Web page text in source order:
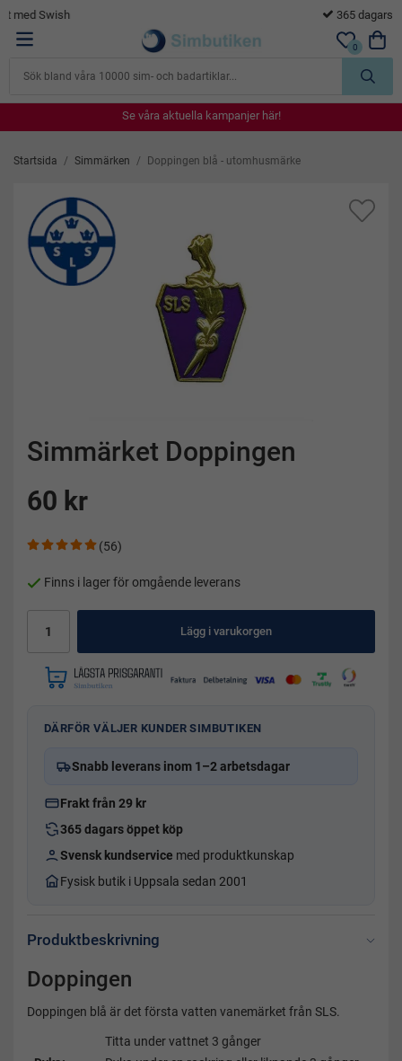
0
Se våra aktuella kampanjer här!
Se våra aktuella kampanjer här!
Se våra aktuella kampanjer här!
Se våra aktuella kampanjer här!
Startsida / Simmärken / Doppingen blå - utomhusmärke
Simmärket Doppingen
60 kr
(56)
Finns i lager för omgående leverans
Lägg i varukorgen
DÄRFÖR VÄLJER KUNDER SIMBUTIKEN
Snabb leverans inom 1–2 arbetsdagar
Frakt från 29 kr
365 dagars öppet köp
Svensk kundservice med produktkunskap
Fysisk butik i Uppsala sedan 2001
Produktbeskrivning
Doppingen
Doppingen blå är det första vatten vanemärket från SLS.
Titta under vattnet 3 gånger